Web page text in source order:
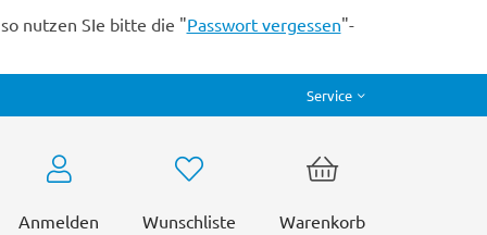
nutzen SIe bitte die "Passwort vergessen"-
Service
Anmelden Wunschliste Warenkorb